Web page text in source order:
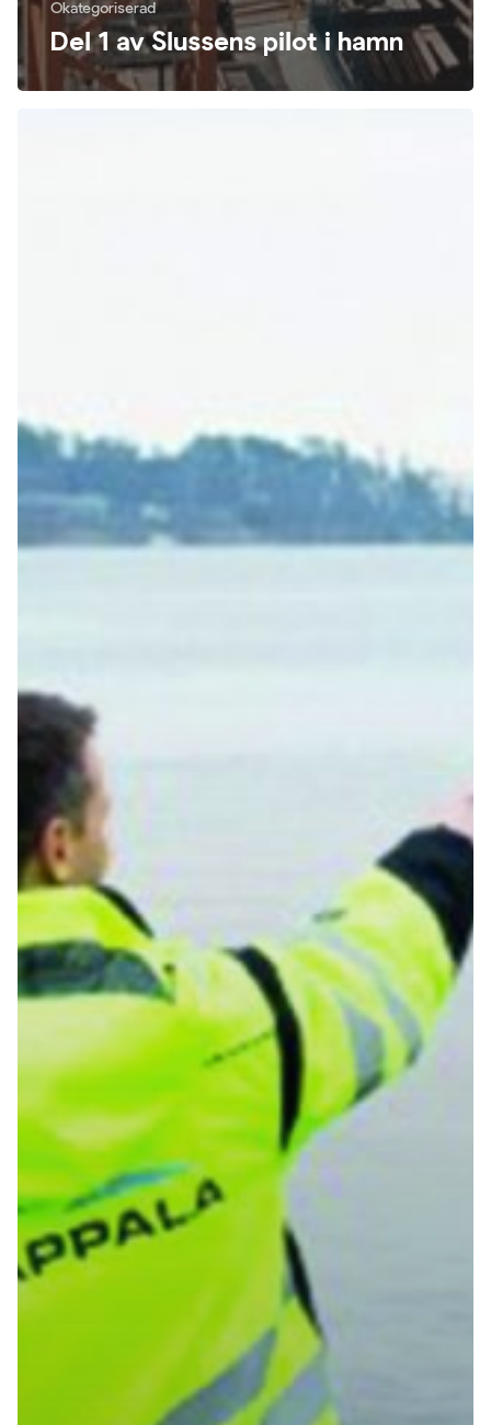
Okategoriserad
Del 1 av Slussens pilot i hamn